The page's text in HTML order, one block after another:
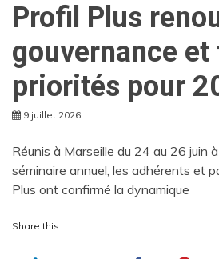
Profil Plus
gouvernance et
priorités pour
9 juillet 2026
Réunis à Marseille du 24 au 26 juin
séminaire annuel, les adhérents et
Plus ont confirmé la dynamique
Share this...